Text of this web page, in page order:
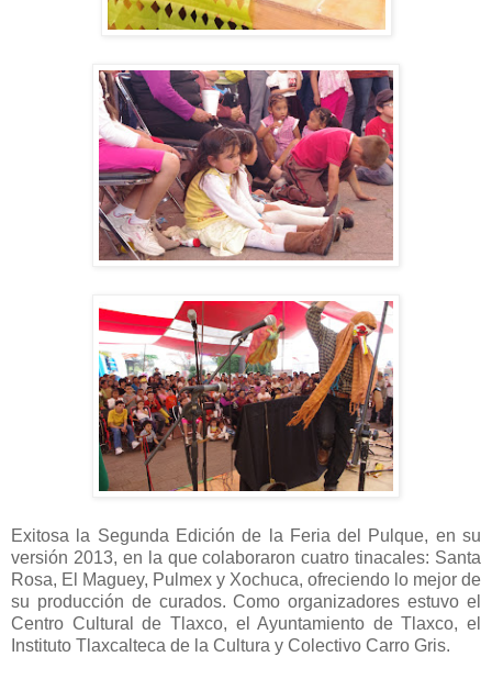
Exitosa la Segunda Edición de la Feria del Pulque, en su
versión 2013, en la que colaboraron cuatro tinacales: Santa
Rosa, El Maguey, Pulmex y Xochuca, ofreciendo lo mejor de
su producción de curados. Como organizadores estuvo el
Centro Cultural de Tlaxco, el Ayuntamiento de Tlaxco, el
Instituto Tlaxcalteca de la Cultura y Colectivo Carro Gris.